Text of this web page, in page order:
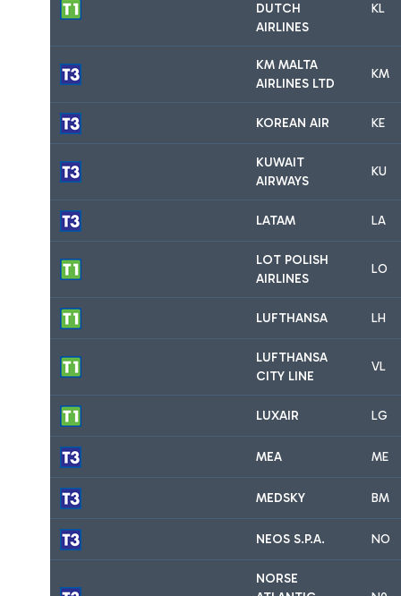
DUTCH
AIRLINES
KL
KM MALTA
AIRLINES LTD
KM
KOREAN AIR KE
KUWAIT
AIRWAYS
KU
LATAM LA
LOT POLISH
AIRLINES
LO
LUFTHANSA LH
LUFTHANSA
CITY LINE
VL
LUXAIR LG
MEA ME
MEDSKY BM
NEOS S.P.A. NO
NORSE